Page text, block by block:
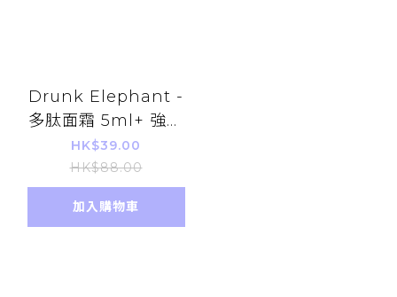
Drunk Elephant -
多肽面霜 5ml+ 強胜
肽重塑精華 5 ml
HK$39.00
HK$88.00
加入購物車